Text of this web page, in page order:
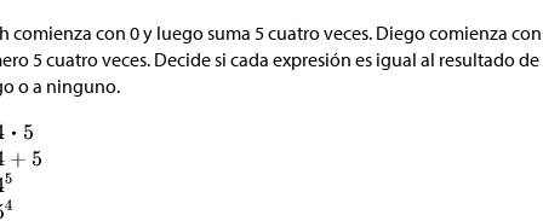
comienza con 0 y luego suma 5 cuatro veces. Diego comienza
5 cuatro veces. Decide si cada expresión es igual al resultado
o a ninguno.